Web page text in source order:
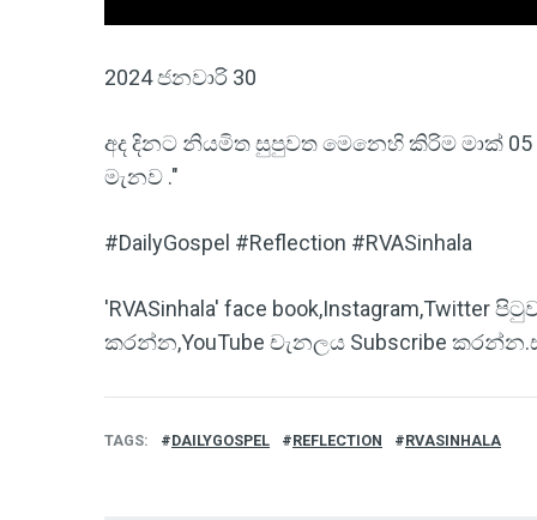
2024 ජනවාරි 30
අද දිනට නියමිත සුපුවත මෙනෙහි කිරිම මාක්
මැනව ."
#DailyGospel #Reflection #RVASinhala
'RVASinhala' face
කරන්න,YouTube චැනලය Subscribe
TAGS DAILYGOSPEL REFLECTION RVASINHALA